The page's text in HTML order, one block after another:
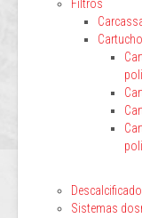
Filtros
Sistemas